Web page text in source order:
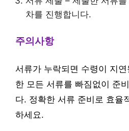
차를 진행합니다.
주의사항
서류가 누락되면 수령이 지
한 모든 서류를 빠짐없이 준
다. 정확한 서류 준비로 효율
하세요.